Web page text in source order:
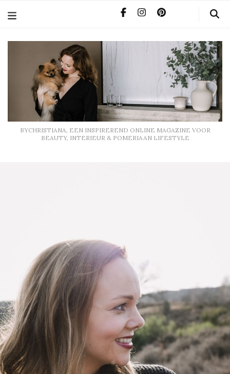
BYCHRISTIANA, EEN INSPIREREND ONLINE MAGAZINE VOOR
BEAUTY, INTERIEUR & POMERIAAN LIFESTYLE